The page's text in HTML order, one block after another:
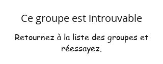
Ce groupe est introuvable
Retournez à la liste des groupes et
réessayez.